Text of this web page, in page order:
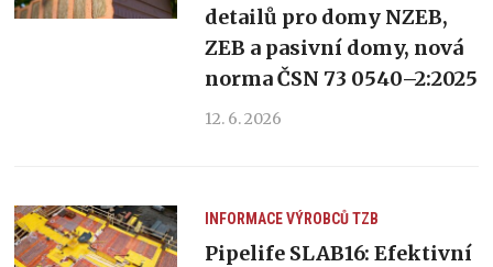
detailů pro domy NZEB,
ZEB a pasivní domy, nová
norma ČSN 73 0540–2:2025
12. 6. 2026
INFORMACE VÝROBCŮTZB
Pipelife SLAB16: Efektivní